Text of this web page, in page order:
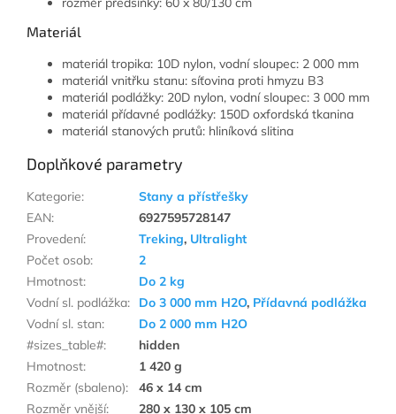
Materiál
materiál tropika: 10D nylon, vodní sloupec: 2 000 mm
materiál vnitřku stanu: síťovina proti hmyzu B3
materiál podlážky: 20D nylon, vodní sloupec: 3 000 mm
materiál přídavné podlážky: 150D oxfordská tkanina
materiál stanových prutů: hliníková slitina
Doplňkové parametry
Kategorie:
Stany a přístřešky
EAN:
6927595728147
Provedení: Treking, Ultralight
Počet osob:
2
Hmotnost:
Do 2 kg
Vodní sl. podlážka: Do 3 000 mm H2O, Přídavná podlážka
Vodní sl. stan:
Do 2 000 mm H2O
#sizes_table#:
hidden
Hmotnost:
1 420 g
Rozměr (sbaleno):
46 x 14 cm
Rozměr vnější: 280 x 130 x 105 cm